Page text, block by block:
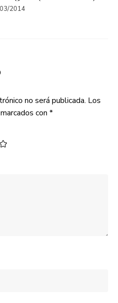
2014
no será publicada. Los
con *